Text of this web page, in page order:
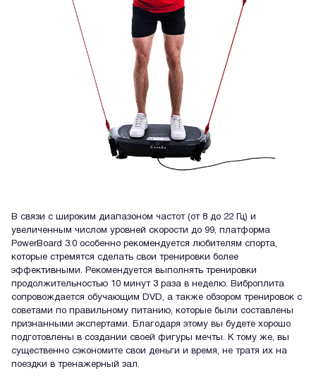
В связи с широким диапазоном частот (от 8 до 22 Гц) и
увеличенным числом уровней скорости до 99, платформа
PowerBoard 3.0 особенно рекомендуется любителям спорта,
которые стремятся сделать свои тренировки более
эффективными. Рекомендуется выполнять тренировки
продолжительностью 10 минут 3 раза в неделю. Виброплита
сопровождается обучающим DVD, а также обзором тренировок с
советами по правильному питанию, которые были составлены
признанными экспертами. Благодаря этому вы будете хорошо
подготовлены в создании своей фигуры мечты. К тому же, вы
существенно сэкономите свои деньги и время, не тратя их на
поездки в тренажерный зал.